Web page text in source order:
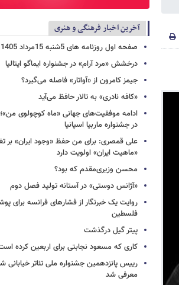
آخرین اخبار فرهنگی و هنری
صفحه اول روزنامه های 5شنبه 15مرداد 1405
درخشش «مرد آرام» در جشنواره ایماگو ایتالیا
جیمز کامرون از «آواتار» فاصله می‌گیرد؟
«کافه نادری» به تالار حافظ می‌آید
ادامه موفقیت‌های جهانی «ماه کوچولوی
در جشنواره ماربیا اسپانیا
علی قمصری: برای من حفظ «وجود ایران» بر
«ماهیت ایران» اولویت دارد
محسن وزیری‌مقدم که بود؟
«آژانس دوستی» در آستانه تولید فصل دوم
روایت یک خبرنگار از فشارهای فرانسه برای
فلسطین
پیتر گیل درگذشت
کاری که مسعود نجابتی برای اربعین کرده
رییس پانزدهمین جشنواره ملی تئاتر خیابانی
معرفی شد